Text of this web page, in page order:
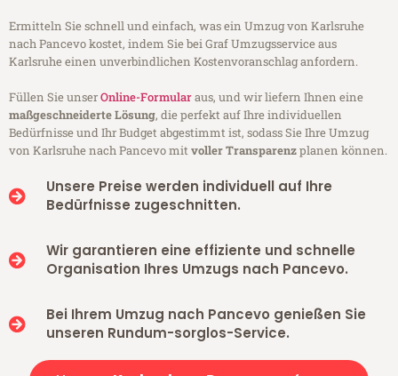
Ermitteln Sie schnell und einfach, was ein Umzug von Karlsruhe
nach Pancevo kostet, indem Sie bei Graf Umzugsservice aus
Karlsruhe einen unverbindlichen Kostenvoranschlag anfordern.
Füllen Sie unserOnline-Formularaus, und wir liefern Ihnen eine
maßgeschneiderte Lösung, die perfekt auf Ihre individuellen
Bedürfnisse und Ihr Budget abgestimmt ist, sodass Sie Ihre Umzug
von Karlsruhe nach Pancevo mitvoller Transparenzplanen können.
Unsere Preise werden individuell auf Ihre
Bedürfnisse zugeschnitten.
Wir garantieren eine effiziente und schnelle
Organisation Ihres Umzugs nach Pancevo.
Bei Ihrem Umzug nach Pancevo genießen Sie
unseren Rundum-sorglos-Service.